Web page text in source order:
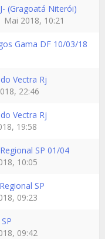
(Gragoatá Niterói)
Mai 2018, 10:21
Gama DF 10/03/18
Vectra Rj
22:46
Vectra Rj
19:58
SP 01/04
10:05
SP
09:23
09:42